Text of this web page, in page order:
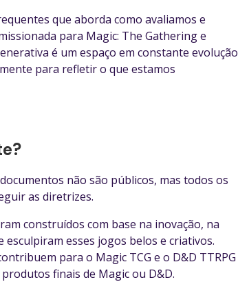
que aborda como avaliamos e
para Magic: The Gathering e
é um espaço em constante evolução
para refletir o que estamos
não são públicos, mas todos os
as diretrizes.
construídos com base na inovação, na
esses jogos belos e criativos.
para o Magic TCG e o D&D TTRPG
finais de Magic ou D&D.